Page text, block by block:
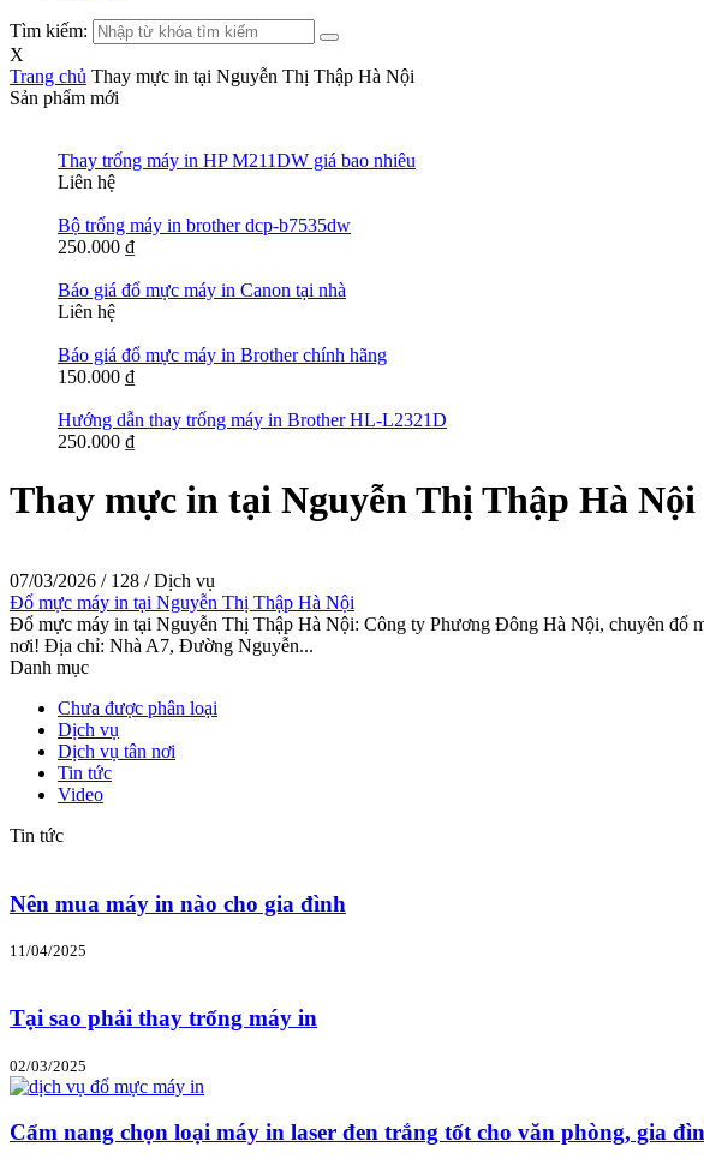
Tìm kiếm:
X
Trang chủ Thay mực in tại Nguyễn Thị Thập Hà Nội
Sản phẩm mới
Thay trống máy in HP M211DW giá bao nhiêu
Liên hệ
Bộ trống máy in brother dcp-b7535dw
250.000 ₫
Báo giá đổ mực máy in Canon tại nhà
Liên hệ
Báo giá đổ mực máy in Brother chính hãng
150.000 ₫
Hướng dẫn thay trống máy in Brother HL-L2321D
250.000 ₫
Thay mực in tại Nguyễn Thị Thập Hà Nội
07/03/2026 / 128 /Dịch vụ
Đổ mực máy in tại Nguyễn Thị Thập Hà Nội
Đổ mực máy in tại Nguyễn Thị Thập Hà Nội: Công ty Phương Đông Hà Nội, chuyên đổ
nơi! Địa chỉ: Nhà A7, Đường Nguyễn...
Danh mục
Chưa được phân loại
Dịch vụ
Dịch vụ tân nơi
Tin tức
Video
Tin tức
Nên mua máy in nào cho gia đình
11/04/2025
Tại sao phải thay trống máy in
02/03/2025
Cẩm nang chọn loại máy in laser đen trắng tốt cho văn phòng, gia